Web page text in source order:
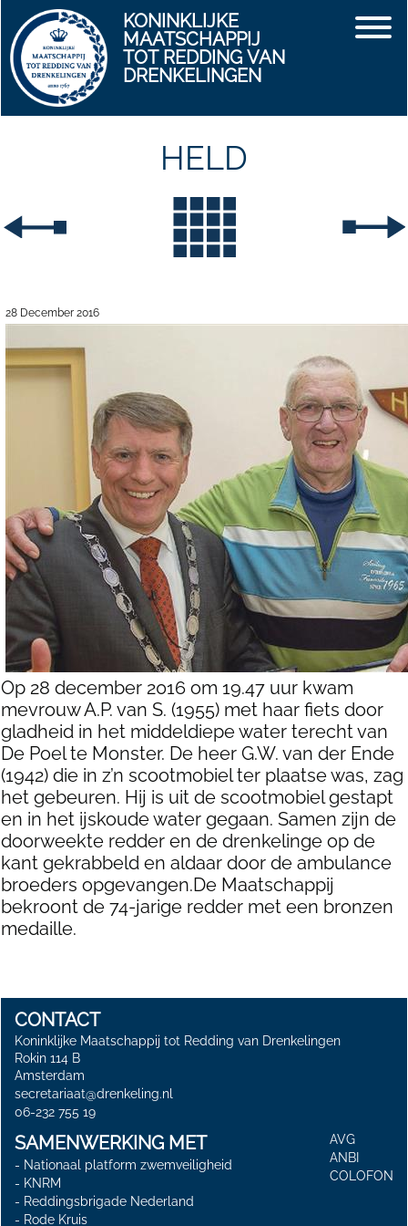
KONINKLIJKE
MAATSCHAPPIJ
TOT REDDING VAN
DRENKELINGEN
HELD
28 December 2016
Op 28 december 2016 om 19.47 uur kwam
mevrouw A.P. van S. (1955) met haar fiets door
gladheid in het middeldiepe water terecht van
De Poel te Monster. De heer G.W. van der Ende
(1942) die in z’n scootmobiel ter plaatse was, zag
het gebeuren. Hij is uit de scootmobiel gestapt
en in het ijskoude water gegaan. Samen zijn de
doorweekte redder en de drenkelinge op de
kant gekrabbeld en aldaar door de ambulance
broeders opgevangen.De Maatschappij
bekroont de 74-jarige redder met een bronzen
medaille.
CONTACT
Koninklijke Maatschappij tot Redding van Drenkelingen
Rokin 114 B
Amsterdam
secretariaat@drenkeling.nl
06-232 755 19
SAMENWERKING MET
- Nationaal platform zwemveiligheid
- KNRM
- Reddingsbrigade Nederland
- Rode Kruis
AVG
ANBI
COLOFON